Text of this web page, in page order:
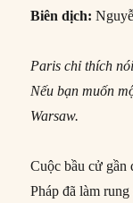
Biên dịch:
Paris chỉ thích
Nếu bạn muốn
Warsaw.
Cuộc bầu cử
Pháp đã làm